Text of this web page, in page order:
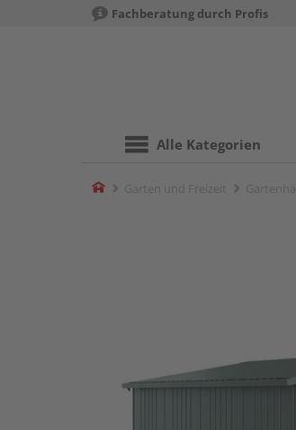
Fachberatung durch Profis
Alle Kategorien
Home